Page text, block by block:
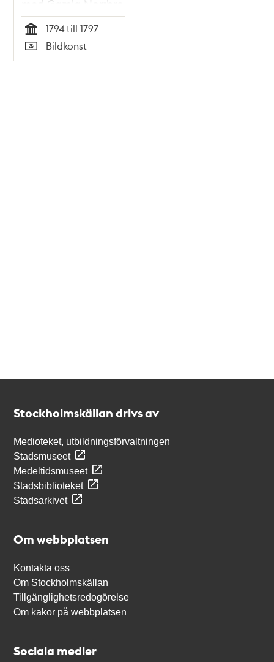
med Gamla Norrbro
(riven 1797)
Tid
1794 till 1797
Typ
Bildkonst
Stockholmskällan drivs av
Medioteket, utbildningsförvaltningen
Stadsmuseet
Medeltidsmuseet
Stadsbiblioteket
Stadsarkivet
Om webbplatsen
Kontakta oss
Om Stockholmskällan
Tillgänglighetsredogörelse
Om kakor på webbplatsen
Sociala medier